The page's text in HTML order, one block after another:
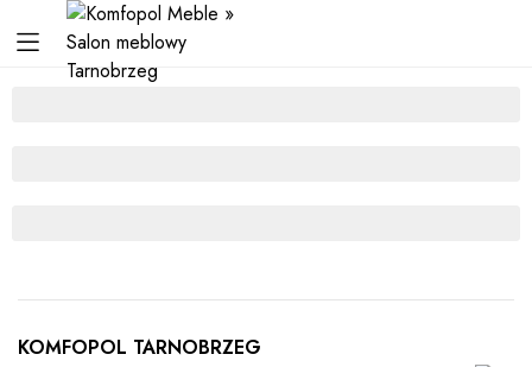
KOMFOPOL TARNOBRZEG